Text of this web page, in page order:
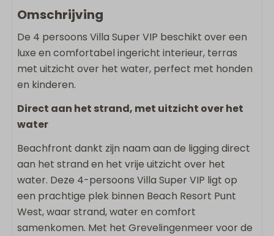
Gratis Wifi
Rookvrij
Wasmachine
Droger
Wonen & Koken
Vloeroppervlakte m2: 127
Flatscreen TV
Strijkijzer
Strijkplank
Vaatwasser
Wasrek
Keukengerei
Inductie kookplaat
Omschrijving
De 4 persoons Villa Super VIP beschikt over een
luxe en comfortabel ingericht interieur, terras
met uitzicht over het water, perfect met honden
en kinderen.
Direct aan het strand, met uitzicht over het
water
Beachfront dankt zijn naam aan de ligging direct
aan het strand en het vrije uitzicht over het
water. Deze 4-persoons Villa Super VIP ligt op
een prachtige plek binnen Beach Resort Punt
West, waar strand, water en comfort
samenkomen. Met het Grevelingenmeer voor de